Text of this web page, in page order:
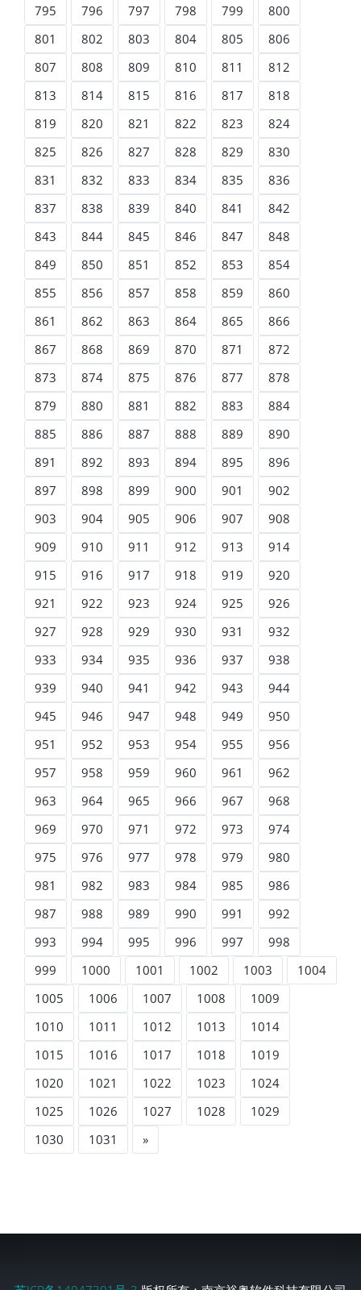
795
796 797 798 799
800
801
802 803 804 805
806
807
808 809 810 811
812
813
814 815 816 817
818
819
820 821 822 823
824
825
826 827 828 829
830
831
832 833 834 835
836
837
838 839 840 841
842
843
844 845 846 847
848
849
850 851 852 853
854
855
856 857 858 859
860
861
862 863 864 865
866
867
868 869 870 871
872
873
874 875 876 877
878
879
880 881 882 883
884
885
886 887 888 889
890
891
892 893 894 895
896
897
898 899 900 901
902
903
904 905 906 907
908
909
910 911 912 913
914
915
916 917 918 919
920
921
922 923 924 925
926
927
928 929 930 931
932
933
934 935 936 937
938
939
940 941 942 943
944
945
946 947 948 949
950
951
952 953 954 955
956
957
958 959 960 961
962
963
964 965 966 967
968
969
970 971 972 973
974
975
976 977 978 979
980
981
982 983 984 985
986
987
988 989 990 991
992
993
994 995 996 997
998
999
1000 1001 1002 1003
1004
1005
1006 1007 1008
1009
1010
1011 1012 1013
1014
1015
1016 1017 1018
1019
1020
1021 1022 1023
1024
1025
1026 1027 1028
1029
1030
1031 »